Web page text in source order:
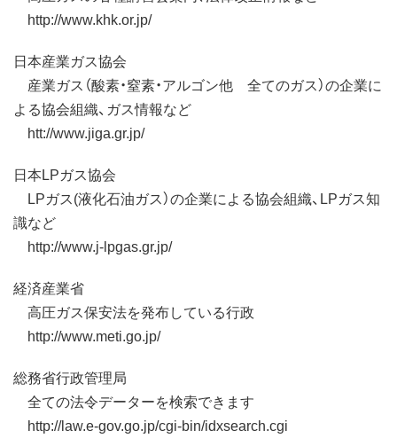
http://www.khk.or.jp/
日本産業ガス協会
産業ガス（酸素・窒素・アルゴン他 全てのガス）の企業に
よる協会組織、ガス情報など
htt://www.jiga.gr.jp/
日本LPガス協会
LPガス(液化石油ガス）の企業による協会組織、LPガス知
識など
http://www.j-lpgas.gr.jp/
経済産業省
高圧ガス保安法を発布している行政
http://www.meti.go.jp/
総務省行政管理局
全ての法令データーを検索できます
http://law.e-gov.go.jp/cgi-bin/idxsearch.cgi